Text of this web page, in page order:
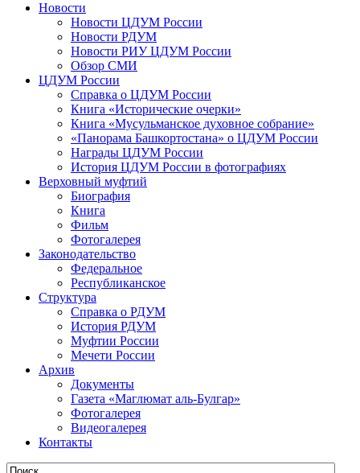
Новости
Новости ЦДУМ России
Новости РДУМ
Новости РИУ ЦДУМ России
Обзор СМИ
ЦДУМ России
Справка о ЦДУМ России
Книга «Исторические очерки»
Книга «Мусульманское духовное собрание»
«Панорама Башкортостана» о ЦДУМ России
Награды ЦДУМ России
История ЦДУМ России в фотографиях
Верховный муфтий
Биография
Книга
Фильм
Фотогалерея
Законодательство
Федеральное
Республиканское
Структура
Справка о РДУМ
История РДУМ
Муфтии России
Мечети России
Архив
Документы
Газета «Маглюмат аль-Булгар»
Фотогалерея
Видеогалерея
Контакты